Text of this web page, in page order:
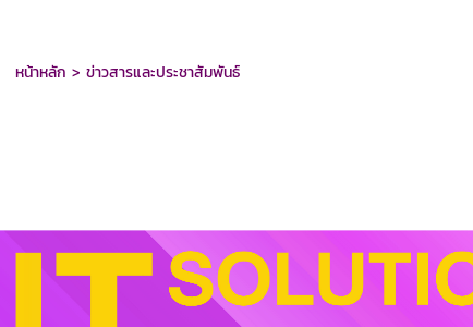
หน้าหลัก > ข่าวสารและประชาสัมพันธ์